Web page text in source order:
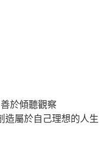
於傾聽觀察
造屬於自己理想的人生